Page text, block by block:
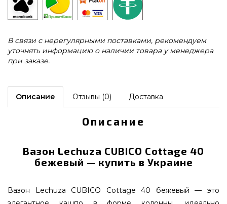
В связи с нерегулярными поставками, рекомендуем
уточнять информацию о наличии товара у менеджера
при заказе.
Описание Отзывы (0) Доставка
Описание
Вазон Lechuza CUBICO Cottage 40
бежевый — купить в Украине
Вазон Lechuza CUBICO Cottage 40 бежевый — это